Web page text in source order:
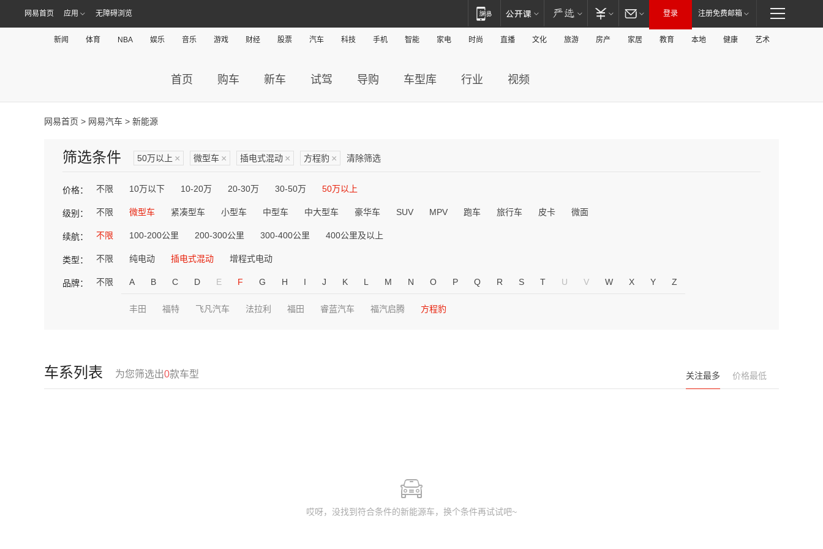
网易首页 应用 无障碍浏览 登录 注册免费邮箱
新闻 体育 NBA 娱乐 音乐 游戏 财经 股票 汽车 科技 手机 智能 家电 时尚 直播 文化 旅游 房产 家居 教育 本地 健康 艺术
首页 购车 新车 试驾 导购 车型库 行业 视频
网易首页 > 网易汽车 > 新能源
筛选条件 50万以上 × 微型车 × 插电式混动 × 方程豹 × 清除筛选
价格： 不限 10万以下 10-20万 20-30万 30-50万 50万以上
级别： 不限 微型车 紧凑型车 小型车 中型车 中大型车 豪华车 SUV MPV 跑车 旅行车 皮卡 微面
续航： 不限 100-200公里 200-300公里 300-400公里 400公里及以上
类型： 不限 纯电动 插电式混动 增程式电动
品牌： 不限 A B C D E F G H I J K L M N O P Q R S T U V W X Y Z
丰田 福特 飞凡汽车 法拉利 福田 睿蓝汽车 福汽启腾 方程豹
车系列表 为您筛选出0款车型 关注最多 价格最低
哎呀，没找到符合条件的新能源车，换个条件再试试吧~